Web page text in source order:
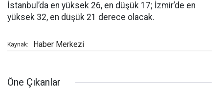
İstanbul’da en yüksek 26, en düşük 17; İzmir’de en
yüksek 32, en düşük 21 derece olacak.
Kaynak: Haber Merkezi
Öne Çıkanlar